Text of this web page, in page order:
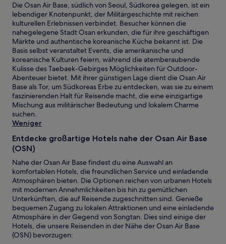
Die Osan Air Base, südlich von Seoul, Südkorea gelegen, ist ein
lebendiger Knotenpunkt, der Militärgeschichte mit reichen
kulturellen Erlebnissen verbindet. Besucher können die
nahegelegene Stadt Osan erkunden, die für ihre geschäftigen
Märkte und authentische koreanische Küche bekannt ist. Die
Basis selbst veranstaltet Events, die amerikanische und
koreanische Kulturen feiern, während die atemberaubende
Kulisse des Taebaek-Gebirges Möglichkeiten für Outdoor-
Abenteuer bietet. Mit ihrer günstigen Lage dient die Osan Air
Base als Tor, um Südkoreas Erbe zu entdecken, was sie zu einem
faszinierenden Halt für Reisende macht, die eine einzigartige
Mischung aus militärischer Bedeutung und lokalem Charme
suchen.
Weniger
Entdecke großartige Hotels nahe der Osan Air Base
(OSN)
Nahe der Osan Air Base findest du eine Auswahl an
komfortablen Hotels, die freundlichen Service und einladende
Atmosphären bieten. Die Optionen reichen von urbanen Hotels
mit modernen Annehmlichkeiten bis hin zu gemütlichen
Unterkünften, die auf Reisende zugeschnitten sind. Genieße
bequemen Zugang zu lokalen Attraktionen und eine einladende
Atmosphäre in der Gegend von Songtan. Dies sind einige der
Hotels, die unsere Reisenden in der Nähe der Osan Air Base
(OSN) bevorzugen: